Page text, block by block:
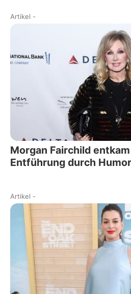
Artikel -
Morgan Fairchild
Entführung durch Humor
Artikel -